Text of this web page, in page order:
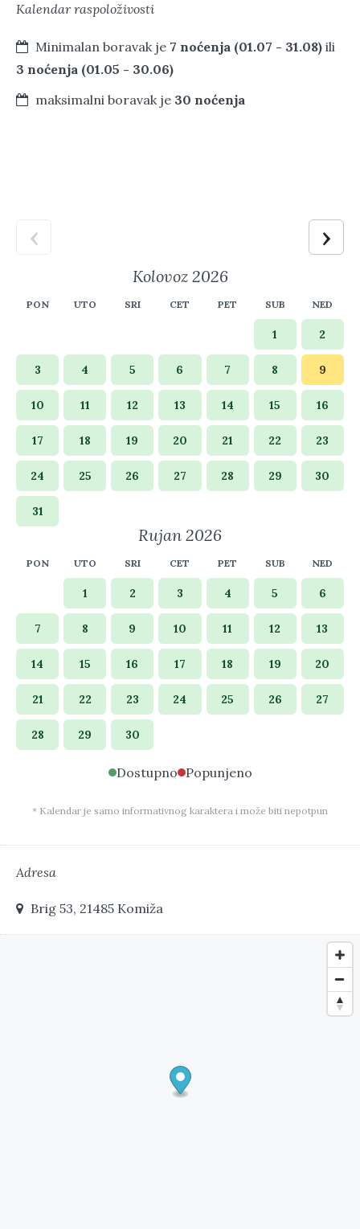
Kalendar raspoloživosti
Minimalan boravak je 7 noćenja (01.07 - 31.08) ili
3 noćenja (01.05 - 30.06)
maksimalni boravak je 30 noćenja
‹ ›
Kolovoz 2026
PON UTO SRI CET PET SUB NED
1 2
3 4 5 6 7 8 9
10 11 12 13 14 15 16
17 18 19 20 21 22 23
24 25 26 27 28 29 30
31
Rujan 2026
PON UTO SRI CET PET SUB NED
1 2 3 4 5 6
7 8 9 10 11 12 13
14 15 16 17 18 19 20
21 22 23 24 25 26 27
28 29 30
Dostupno Popunjeno
* Kalendar je samo informativnog karaktera i može biti nepotpun
Adresa
Brig 53, 21485 Komiža